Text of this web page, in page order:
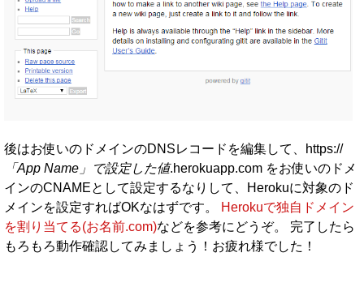
後はお使いのドメインのDNSレコードを編集して、https://
「App Name」で設定した値.herokuapp.com をお使いのドメ
インのCNAMEとして設定するなりして、Herokuに対象のド
メインを設定すればOKなはずです。
Herokuで独自ドメイン
を割り当てる(お名前.com)などを参考にどうぞ。 完了したら
もろもろ動作確認してみましょう！お疲れ様でした！